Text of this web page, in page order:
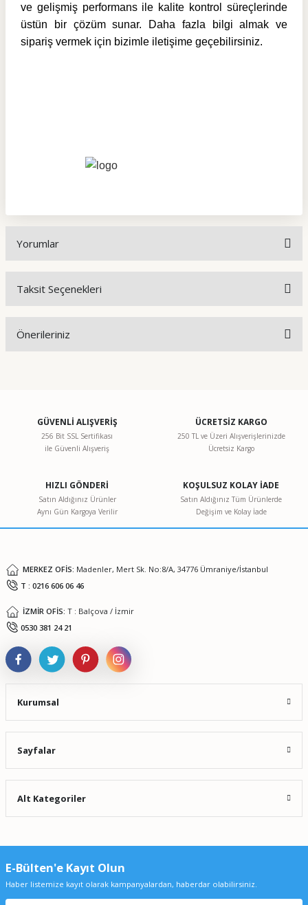
ve gelişmiş performans ile kalite kontrol süreçlerinde
üstün bir çözüm sunar. Daha fazla bilgi almak ve
sipariş vermek için bizimle iletişime geçebilirsiniz.
Yorumlar
Taksit Seçenekleri
Önerileriniz
Görüş ve önerileriniz için teşekkür ederiz.
Ürün resmi kalitesiz, bozuk veya görüntülenemiyor.
Ürün bilgilerinde hatalar bulunuyor.
Ürün fiyatı diğer sitelerden daha pahalı.
GÜVENLİ ALIŞVERİŞ
256 Bit SSL Sertifikası
ile Güvenli Alışveriş
ÜCRETSİZ KARGO
250 TL ve Üzeri Alışverişlerinizde
Ücretsiz Kargo
HIZLI GÖNDERİ
Satın Aldığınız Ürünler
Aynı Gün Kargoya Verilir
KOŞULSUZ KOLAY İADE
Satın Aldığınız Tüm Ürünlerde
Değişim ve Kolay İade
MERKEZ OFİS: Madenler, Mert Sk. No:8/A, 34776 Ümraniye/İstanbul
T : 0216 606 06 46
İZMİR OFİS: T : Balçova / İzmir
0530 381 24 21
Kurumsal
Sayfalar
Alt Kategoriler
E-Bülten'e Kayıt Olun
Haber listemize kayıt olarak kampanyalardan, haberdar olabilirsiniz.